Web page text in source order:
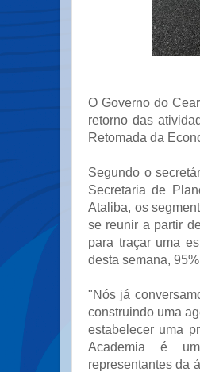
O Governo do
retorno das
Retomada da
Segundo o
Secretaria de
Ataliba, os
se reunir a partir
para traçar uma
desta semana,
"Nós já
construindo uma
estabelecer uma
Academia é
representantes da